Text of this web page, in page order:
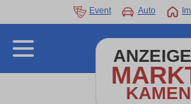
Event Auto
KAMEN